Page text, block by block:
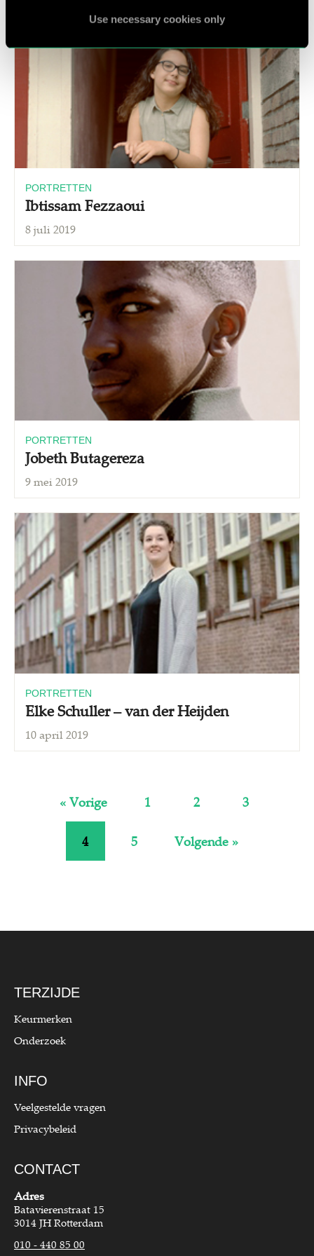
Use necessary cookies only
PORTRETTEN
Ibtissam Fezzaoui
8 juli 2019
PORTRETTEN
Jobeth Butagereza
9 mei 2019
PORTRETTEN
Elke Schuller – van der Heijden
10 april 2019
« Vorige 1 2 3
4 5 Volgende »
TERZIJDE
Keurmerken
Onderzoek
INFO
Veelgestelde vragen
Privacybeleid
CONTACT
Adres
Batavierenstraat 15
3014 JH Rotterdam
010 - 440 85 00